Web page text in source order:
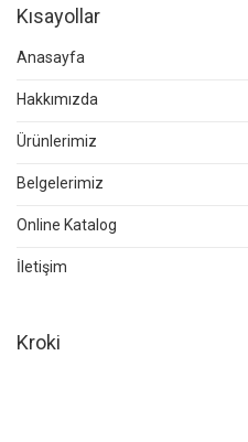
Kısayollar
Anasayfa
Hakkımızda
Ürünlerimiz
Belgelerimiz
Online Katalog
İletişim
Kroki